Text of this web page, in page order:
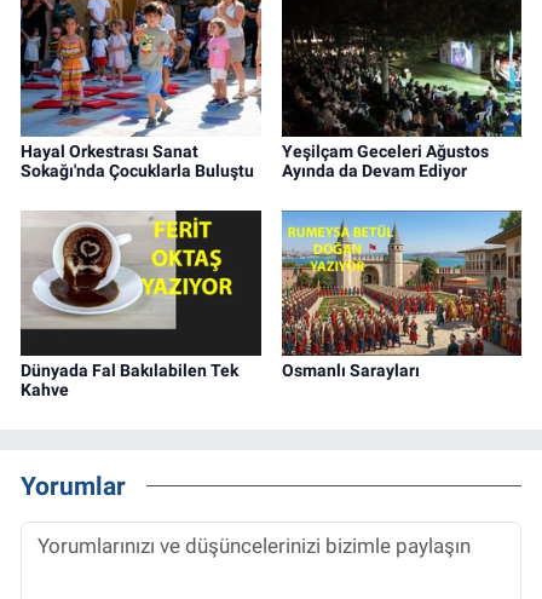
Hayal Orkestrası Sanat
Sokağı'nda Çocuklarla Buluştu
Yeşilçam Geceleri Ağustos
Ayında da Devam Ediyor
Dünyada Fal Bakılabilen Tek
Kahve
Osmanlı Sarayları
Yorumlar